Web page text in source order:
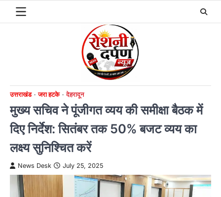
उत्तराखंड जरा हटके देहरादून
मुख्य सचिव ने पूंजीगत व्यय की समीक्षा बैठक में
दिए निर्देश: सितंबर तक 50% बजट व्यय का
लक्ष्य सुनिश्चित करें
News Desk July 25, 2025